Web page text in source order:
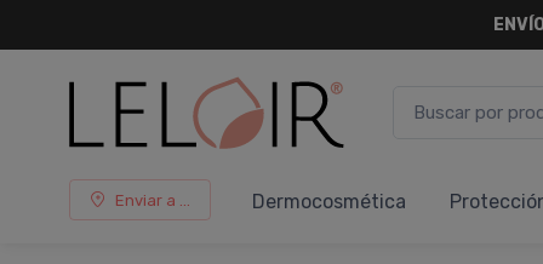
Enviar a ... Dermocosmética